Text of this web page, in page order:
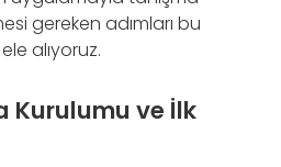
gereken adımları bu
alıyoruz.
Kurulumu ve İlk